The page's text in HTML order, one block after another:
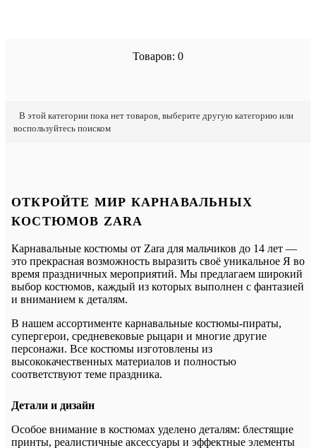
Товаров: 0
В этой категории пока нет товаров, выберите другую категорию или
воспользуйтесь поиском
ОТКРОЙТЕ МИР КАРНАВАЛЬНЫХ
КОСТЮМОВ ZARA
Карнавальные костюмы от Zara для мальчиков до 14 лет —
это прекрасная возможность выразить своё уникальное Я во
время праздничных мероприятий. Мы предлагаем широкий
выбор костюмов, каждый из которых выполнен с фантазией
и вниманием к деталям.
В нашем ассортименте карнавальные костюмы-пираты,
супергерои, средневековые рыцари и многие другие
персонажи. Все костюмы изготовлены из
высококачественных материалов и полностью
соответствуют теме праздника.
Детали и дизайн
Особое внимание в костюмах уделено деталям: блестящие
принты, реалистичные аксессуары и эффектные элементы